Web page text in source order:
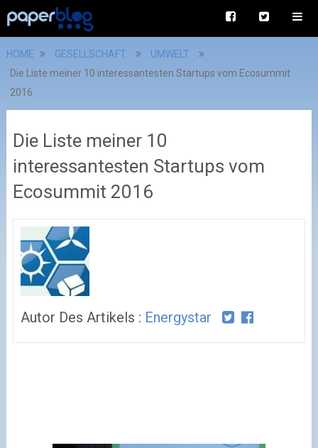
HOME GESELLSCHAFT
UMWELT
Die Liste meiner 10 interessantesten Startups vom Ecosummit
2016
Die Liste meiner 10
interessantesten Startups vom
Ecosummit 2016
Autor Des Artikels : Energystar